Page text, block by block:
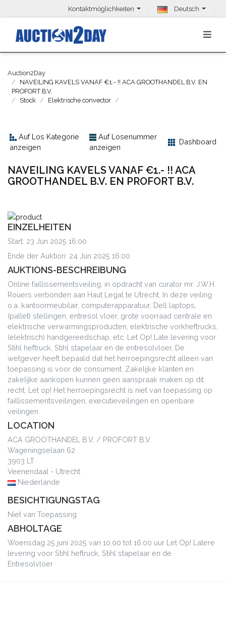
Kontaktmöglichkeiten Deutsch
Auction2Day
NAVEILING KAVELS VANAF €1.- !! ACA GROOTHANDEL B.V. EN
PROFORT B.V.
Stock
Elektrische convector
Auf Los Kategorie
anzeigen
Auf Losenummer
anzeigen
Dashboard
NAVEILING KAVELS VANAF €1.- !! ACA
GROOTHANDEL B.V. EN PROFORT B.V.
EINZELHEITEN
Start: 23 Jun 2025 16:00
Ende der Auktion: 24 Jun 2025 16:00
AUKTIONS-BESCHREIBUNG
Online faillissementsveiling, in opdracht van curator mr. J.W.H.
Rouers verbonden aan Haut Legal te Utrecht. In deze veiling
o.a. kantoormeubilair, computerapparatuur, Dell laptops,
(pallet) stellingen, entresol vloer, grote voorraad centrale en
elektrische verwarmingsproducten, elektrische vorkheftrucks,
(elektrisch) handgereedschap, etc. Let Op! Late levering voor
Stihl heftruck, Stihl stapelaar en de entresolvloer. De
wetgever heeft bepaald dat het herroepingsrecht alleen van
toepassing is voor de consument. Zakelijke klanten en
zakelijke aankopen kunnen geen aanspraak maken op dit
recht. Let op! Het herroepingsrecht is niet van toepassing op
faillissementsveilingen, executieveilingen en openbare
veilingen.
LOCATION
ACA GROOTHANDEL B.V. / PROFORT B.V.
Wageningselaan 62
3903 LT
Veenendaal - Utrecht
Niederlande
BESICHTIGUNGSTAG
Niet van Toepassing
ABHOLTAGE
Woensdag 25 juni 2025 van 10.00 tot 16.00 uur Let Op! Latere
levering voor Stihl heftruck, Stihl stapelaar en de
Entresolvloer